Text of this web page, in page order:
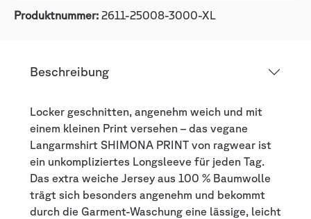
Produktnummer: 2611-25008-3000-XL
Beschreibung
Locker geschnitten, angenehm weich und mit
einem kleinen Print versehen – das vegane
Langarmshirt SHIMONA PRINT von ragwear ist
ein unkompliziertes Longsleeve für jeden Tag.
Das extra weiche Jersey aus 100 % Baumwolle
trägt sich besonders angenehm und bekommt
durch die Garment-Waschung eine lässige, leicht